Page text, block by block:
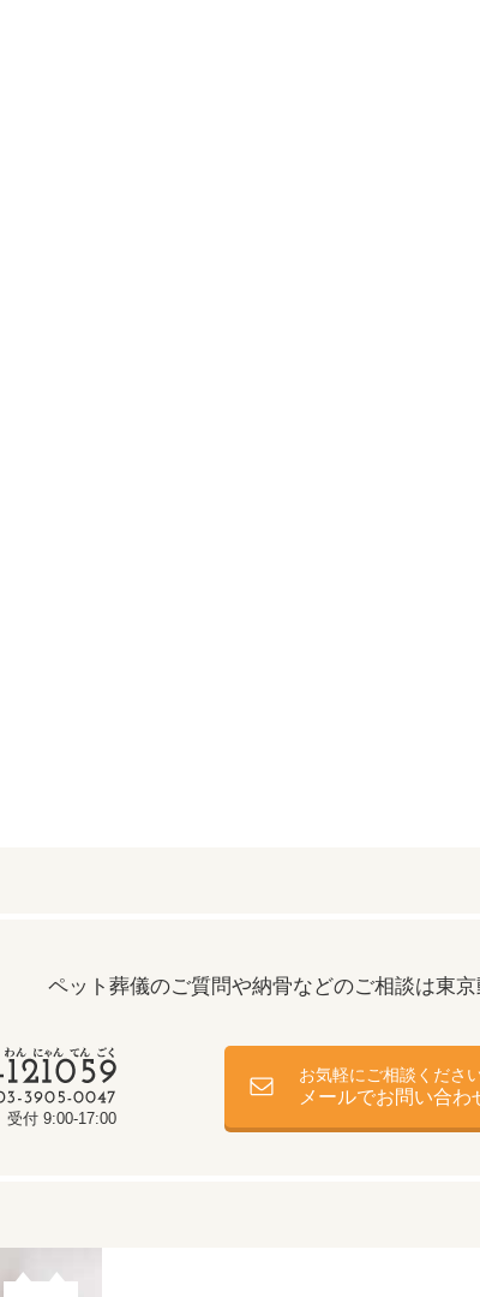
ペット葬儀のご質問や納骨などのご相談は東
受付 9:00-17:00
お気軽にご相談くださ
メールでお問い合わ